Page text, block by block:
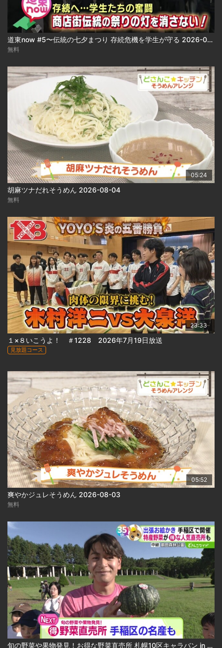
道東now #5〜伝統の七夕まつり 存続危機を学生が守る 2026-08-04
無料
05:24
胡麻ツナだれそうめん 2026-08-04
無料
23:33
１×８いこうよ！ ＃1228 2026年7月19日放送
見放題コース
05:52
爽やかジュレそうめん 2026-08-03
無料
旬の野菜や果物発見！お得な野菜直売所 札幌10区キャラバン in 手稲区 2026-08-03